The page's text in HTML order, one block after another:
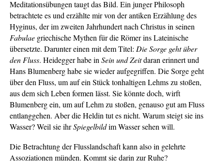
Meditationsübungen taugt das Bild. Ein junger Philosoph
betrachtete es und erzählte mir von der antiken Erzählung des
Hyginus, der im zweiten Jahrhundert nach Christus in seinen
Fabulae griechische Mythen für die Römer ins Lateinische
übersetzte. Darunter einen mit dem Titel: Die Sorge geht über
den Fluss. Heidegger habe in Sein und Zeitdaran erinnert und
Hans Blumenberg habe sie wieder aufgegriffen. Die Sorge geht
über den Fluss, um auf ein Stück tonhaltigen Lehms zu stoßen,
aus dem sich Leben formen lässt. Sie könnte doch, wirft
Blumenberg ein, um auf Lehm zu stoßen, genauso gut am Fluss
entlanggehen. Aber die Heldin tut es nicht. Warum steigt sie ins
Wasser? Weil sie ihrSpiegelbildim Wasser sehen will.
Die Betrachtung der Flusslandschaft kann also in gelehrte
Assoziationen münden. Kommt sie darin zur Ruhe?